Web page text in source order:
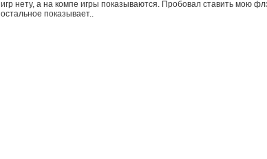
игр нету, а на компе игры показываются. Пробовал ставить мою
остальное показывает..